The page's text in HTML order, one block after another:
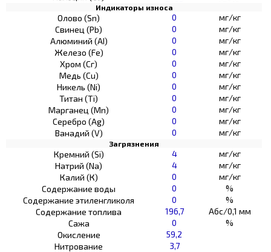
Индикаторы износа
Олово (Sn) 0
мг/кг
Свинец (Pb)
0
мг/кг
Алюминий (AI)
0
мг/кг
Железо (Fe)
0
мг/кг
Хром (Сг)
0
мг/кг
Медь (Cu)
0
мг/кг
Никель (Ni)
0
мг/кг
Титан (Ti)
0
мг/кг
Марганец (Mn)
0
мг/кг
Серебро (Ag)
0
мг/кг
Ванадий (V)
0 мг/кг
Загрязнения
Кремний (Si) 4
мг/кг
Натрий (Na)
4
мг/кг
Калий (К)
0
мг/кг
Содержание воды
0
%
Содержание этиленгликоля
0
%
Содержание топлива
196,7
Абс/0,1 мм
Сажа
0
%
Окисление
59,2
Нитрование
3,7